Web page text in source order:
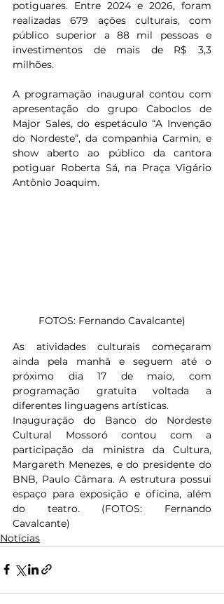
potiguares. Entre 2024 e 2026, foram
realizadas 679 ações culturais, com
público superior a 88 mil pessoas e
investimentos de mais de R$ 3,3
milhões.
A programação inaugural contou com
apresentação do grupo Caboclos de
Major Sales, do espetáculo “A Invenção
do Nordeste”, da companhia Carmin, e
show aberto ao público da cantora
potiguar Roberta Sá, na Praça Vigário
Antônio Joaquim.
FOTOS: Fernando Cavalcante)
As atividades culturais começaram
ainda pela manhã e seguem até o
próximo dia 17 de maio, com
programação gratuita voltada a
diferentes linguagens artísticas.
Inauguração do Banco do Nordeste
Cultural Mossoró contou com a
participação da ministra da Cultura,
Margareth Menezes, e do presidente do
BNB, Paulo Câmara. A estrutura possui
espaço para exposição e oficina, além
do teatro. (FOTOS: Fernando
Cavalcante)
Notícias